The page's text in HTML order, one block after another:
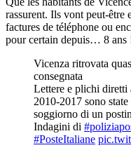
rassurent. Ils vont peut-être
factures de téléphone ou
pour certain depuis… 8 ans
Vicenza ritrovata
consegnata
Lettere e plichi diretti
2010-2017 sono state
soggiorno di un
Indagini di
#PosteItaliane